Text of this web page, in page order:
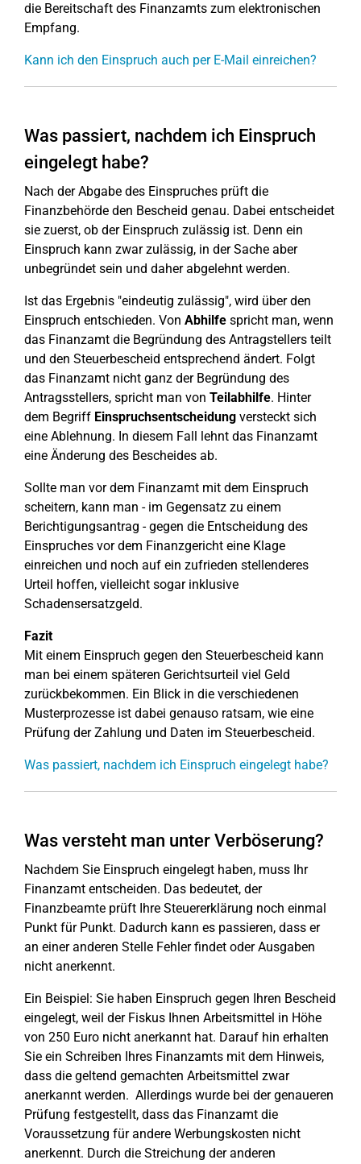
die Bereitschaft des Finanzamts zum elektronischen
Empfang.
Kann ich den Einspruch auch per E-Mail einreichen?
Was passiert, nachdem ich Einspruch
eingelegt habe?
Nach der Abgabe des Einspruches prüft die
Finanzbehörde den Bescheid genau. Dabei entscheidet
sie zuerst, ob der Einspruch zulässig ist. Denn ein
Einspruch kann zwar zulässig, in der Sache aber
unbegründet sein und daher abgelehnt werden.
Ist das Ergebnis "eindeutig zulässig", wird über den
Einspruch entschieden. Von Abhilfe spricht man, wenn
das Finanzamt die Begründung des Antragstellers teilt
und den Steuerbescheid entsprechend ändert. Folgt
das Finanzamt nicht ganz der Begründung des
Antragsstellers, spricht man von Teilabhilfe. Hinter
dem Begriff Einspruchsentscheidung versteckt sich
eine Ablehnung. In diesem Fall lehnt das Finanzamt
eine Änderung des Bescheides ab.
Sollte man vor dem Finanzamt mit dem Einspruch
scheitern, kann man - im Gegensatz zu einem
Berichtigungsantrag - gegen die Entscheidung des
Einspruches vor dem Finanzgericht eine Klage
einreichen und noch auf ein zufrieden stellenderes
Urteil hoffen, vielleicht sogar inklusive
Schadensersatzgeld.
Fazit
Mit einem Einspruch gegen den Steuerbescheid kann
man bei einem späteren Gerichtsurteil viel Geld
zurückbekommen. Ein Blick in die verschiedenen
Musterprozesse ist dabei genauso ratsam, wie eine
Prüfung der Zahlung und Daten im Steuerbescheid.
Was passiert, nachdem ich Einspruch eingelegt habe?
Was versteht man unter Verböserung?
Nachdem Sie Einspruch eingelegt haben, muss Ihr
Finanzamt entscheiden. Das bedeutet, der
Finanzbeamte prüft Ihre Steuererklärung noch einmal
Punkt für Punkt. Dadurch kann es passieren, dass er
an einer anderen Stelle Fehler findet oder Ausgaben
nicht anerkennt.
Ein Beispiel: Sie haben Einspruch gegen Ihren Bescheid
eingelegt, weil der Fiskus Ihnen Arbeitsmittel in Höhe
von 250 Euro nicht anerkannt hat. Darauf hin erhalten
Sie ein Schreiben Ihres Finanzamts mit dem Hinweis,
dass die geltend gemachten Arbeitsmittel zwar
anerkannt werden. Allerdings wurde bei der genaueren
Prüfung festgestellt, dass das Finanzamt die
Voraussetzung für andere Werbungskosten nicht
anerkennt. Durch die Streichung der anderen